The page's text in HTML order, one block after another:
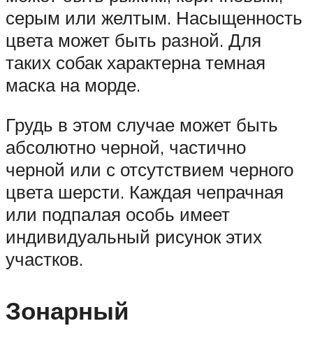
серым или желтым. Насыщенность
цвета может быть разной. Для
таких собак характерна темная
маска на морде.
Грудь в этом случае может быть
абсолютно черной, частично
черной или с отсутствием черного
цвета шерсти. Каждая чепрачная
или подпалая особь имеет
индивидуальный рисунок этих
участков.
Зонарный